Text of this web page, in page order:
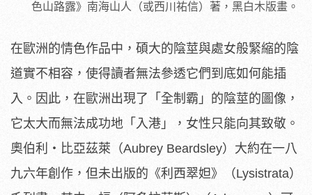
色山路露》南海山人（或西川祐信）著，黑白木版畫。
在歐洲的情色作品中，碩大的陰莖與處女般緊縮的陰
道實不相容，使得讀者無法參透它們到底如何能插
入。因此，在歐洲出現了「全制霸」的陰莖的圖像，
它太大而無法成功地「入港」，女性只能向其致敬。
奧伯利‧比亞茲萊（Aubrey Beardsley）大約在一八
九六年創作，但未出版的《利西翠妲》（Lysistrata）